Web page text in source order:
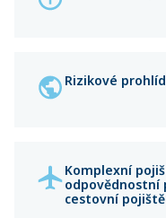
Rizikové
Komplexní
odpovědnostní
cestovní